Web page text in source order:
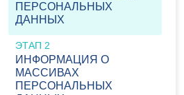
ПЕРСОНАЛЬНЫХ
ДАННЫХ
ЭТАП 2
ИНФОРМАЦИЯ О
МАССИВАХ
ПЕРСОНАЛЬНЫХ